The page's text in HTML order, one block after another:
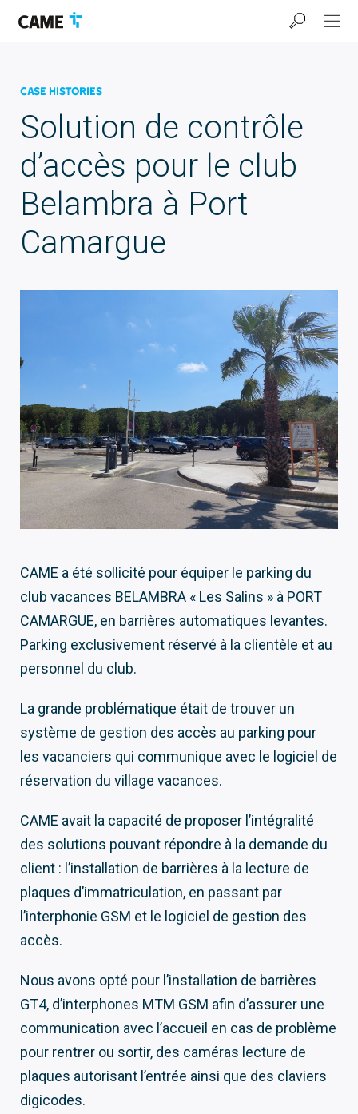
navigation
Case Histories
Solution de contrôle
d’accès pour le club
Belambra à Port
Camargue
CAME a été sollicité pour équiper le parking du
club vacances BELAMBRA « Les Salins » à PORT
CAMARGUE, en barrières automatiques levantes.
Parking exclusivement réservé à la clientèle et au
personnel du club.
La grande problématique était de trouver un
système de gestion des accès au parking pour
les vacanciers qui communique avec le logiciel de
réservation du village vacances.
CAME avait la capacité de proposer l’intégralité
des solutions pouvant répondre à la demande du
client : l’installation de barrières à la lecture de
plaques d’immatriculation, en passant par
l’interphonie GSM et le logiciel de gestion des
accès.
Nous avons opté pour l’installation de barrières
GT4, d’interphones MTM GSM afin d’assurer une
communication avec l’accueil en cas de problème
pour rentrer ou sortir, des caméras lecture de
plaques autorisant l’entrée ainsi que des claviers
digicodes.